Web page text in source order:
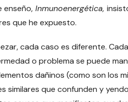
enseño, Inmunoenergética,
que he expuesto.
cada caso es diferente.
o problema se puede
dañinos (como son los
similares que confunden y